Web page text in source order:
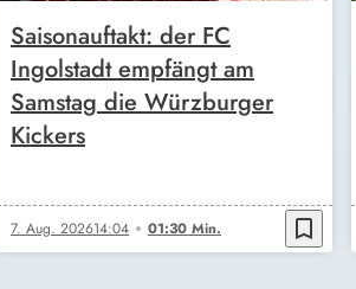
Saisonauftakt: der FC
Ingolstadt empfängt am
Samstag die Würzburger
Kickers
7. Aug. 202614:04 01:30 Min. bookmark_border